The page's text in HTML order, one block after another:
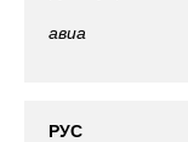
авиа
РУС